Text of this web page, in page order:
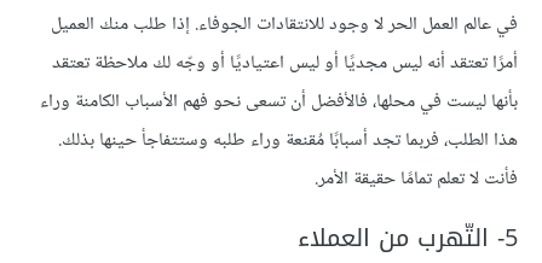
في عالم العمل الحر لا وجود للانتقادات الجوفاء. إذا طلب منك العميل
أمرًا تعتقد أنه ليس مجديًا أو ليس اعتياديًا أو وجّه لك ملاحظة تعتقد
بأنها ليست في محلها، فالأفضل أن تسعى نحو فهم الأسباب الكامنة وراء
هذا الطلب، فربما تجد أسبابًا مُقنعة وراء طلبه وستتفاجأ حينها بذلك.
فأنت لا تعلم تمامًا حقيقة الأمر.
5- التّهرب من العملاء